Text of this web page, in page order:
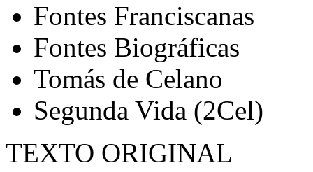
Fontes Franciscanas
Fontes Biográficas
Tomás de Celano
Segunda Vida (2Cel)
TEXTO ORIGINAL